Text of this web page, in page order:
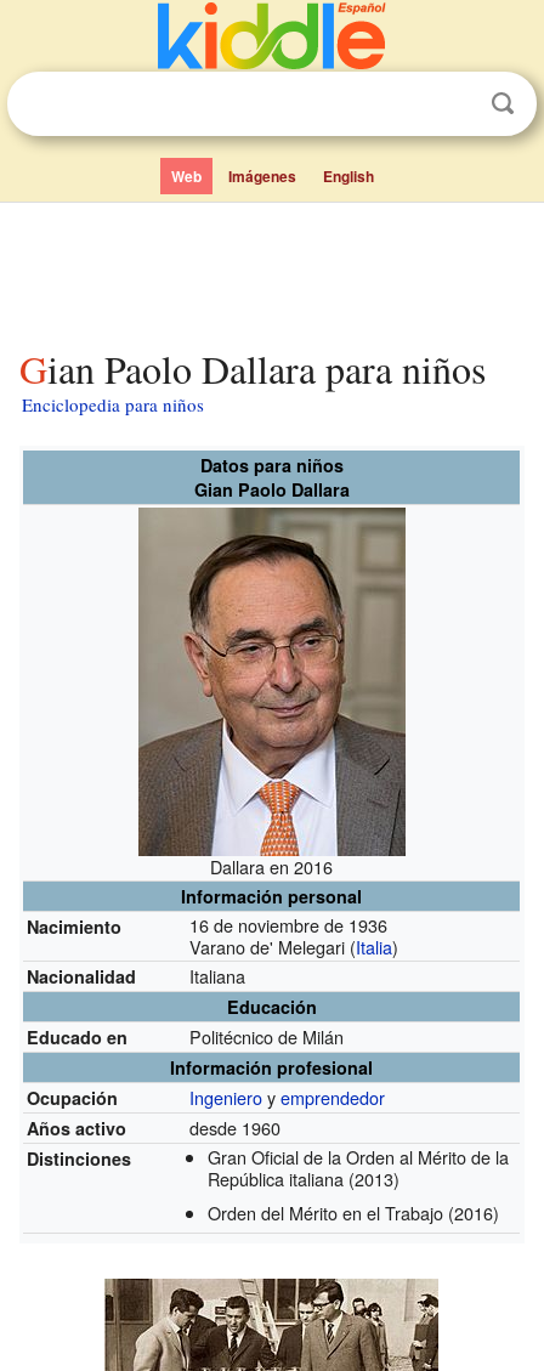
Web Imágenes English
Gian Paolo Dallara para niños
Enciclopedia para niños
Datos para niños
Gian Paolo Dallara
Dallara en 2016
Información personal
Nacimiento
16 de noviembre de 1936
Varano de' Melegari (Italia)
Nacionalidad Italiana
Educación
Educado en
Politécnico de Milán
Información profesional
Ocupación
Ingenieroyemprendedor
Años activo desde 1960
Distinciones
Gran Oficial de la Orden al Mérito de la
República italiana (2013)
Orden del Mérito en el Trabajo (2016)